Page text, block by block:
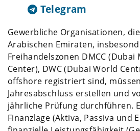
Telegram
Gewerbliche Organisationen,
Arabischen Emiraten,
Freihandelszonen DMCC
Center), DWC (Dubai World
offshore registriert sind,
Jahresabschluss erstellen und
jährliche Prüfung durchführen.
Finanzlage (Aktiva, Passiva und